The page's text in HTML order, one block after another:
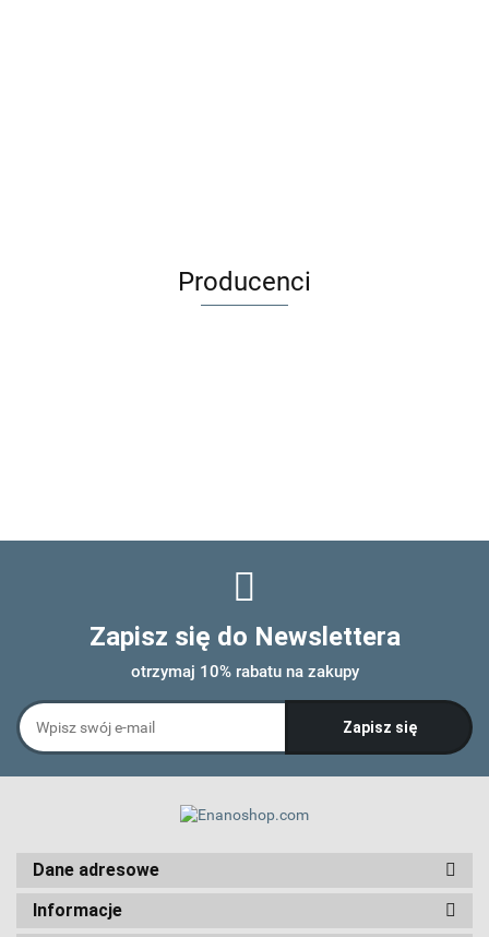
Producenci
Zapisz się do Newslettera
otrzymaj 10% rabatu na zakupy
Dane adresowe
Informacje